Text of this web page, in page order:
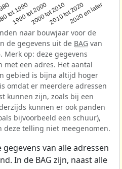
tot 1990
1990 tot 20002000 tot 20102010 tot 20202020 en later
naar bouwjaar voor de
de gegevens uit de BAG van
Merk op: deze gegevens
een adres. Het aantal
gebied is bijna altijd hoger
omdat er meerdere adressen
kunnen zijn, zoals bij een
kunnen er ook panden
bijvoorbeeld een schuur),
deze telling niet meegenomen.
van alle adressen
In de BAG zijn, naast alle